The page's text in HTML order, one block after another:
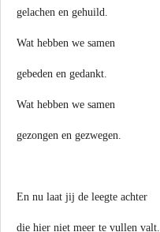
gelachen en gehuild.
Wat hebben we samen
gebeden en gedankt.
Wat hebben we samen
gezongen en gezwegen.
En nu laat jij de leegte achter
die hier niet meer te vullen valt.